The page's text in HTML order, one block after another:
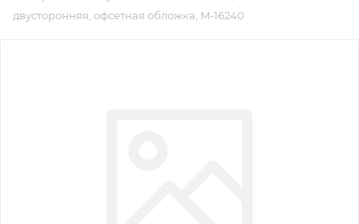
двусторонняя, офсетная обложка, M-16240